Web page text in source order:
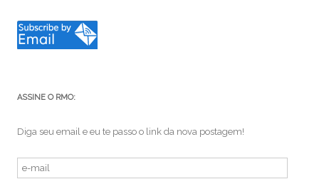
ASSINE O RMO:
Diga seu email e eu te passo o link da nova postagem!
e-